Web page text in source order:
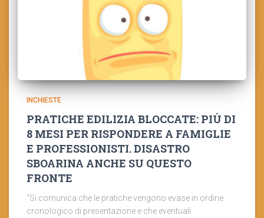
INCHIESTE
PRATICHE EDILIZIA BLOCCATE: PIÙ DI
8 MESI PER RISPONDERE A FAMIGLIE
E PROFESSIONISTI. DISASTRO
SBOARINA ANCHE SU QUESTO
FRONTE
“Si comunica che le pratiche vengono evase in ordine
cronologico di presentazione e che eventuali